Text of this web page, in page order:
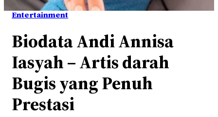
Entertainment
Biodata Andi Annisa
Iasyah – Artis darah
Bugis yang Penuh
Prestasi